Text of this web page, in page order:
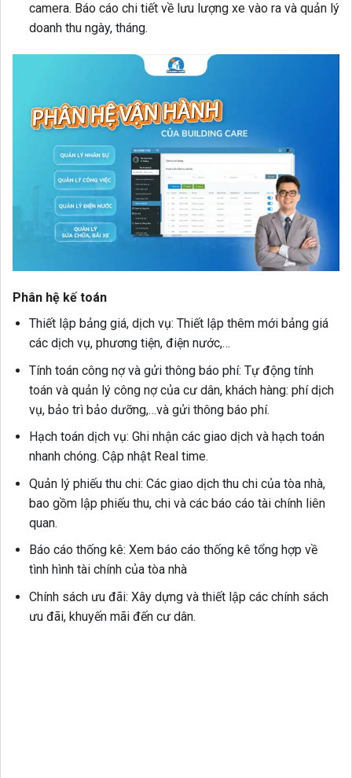
camera. Báo cáo chi tiết về lưu lượng xe vào ra và quản lý
doanh thu ngày, tháng.
Phân hệ kế toán
Thiết lập bảng giá, dịch vụ: Thiết lập thêm mới bảng giá
các dịch vụ, phương tiện, điện nước,…
Tính toán công nợ và gửi thông báo phí: Tự động tính
toán và quản lý công nợ của cư dân, khách hàng: phí dịch
vụ, bảo trì bảo dưỡng,…và gửi thông báo phí.
Hạch toán dịch vụ: Ghi nhận các giao dịch và hạch toán
nhanh chóng. Cập nhật Real time.
Quản lý phiếu thu chi: Các giao dịch thu chi của tòa nhà,
bao gồm lập phiếu thu, chi và các báo cáo tài chính liên
quan.
Báo cáo thống kê: Xem báo cáo thống kê tổng hợp về
tình hình tài chính của tòa nhà
Chính sách ưu đãi: Xây dựng và thiết lập các chính sách
ưu đãi, khuyến mãi đến cư dân.